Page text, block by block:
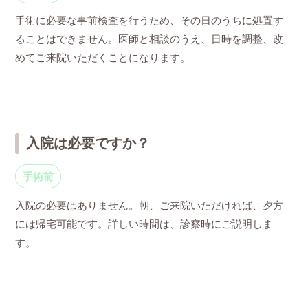
手術に必要な事前検査を行うため、その日のうちに処置す
ることはできません。医師と相談のうえ、日時を調整、改
めてご来院いただくことになります。
入院は必要ですか？
手術前
入院の必要はありません。朝、ご来院いただければ、夕方
には帰宅可能です。詳しい時間は、診察時にご説明しま
す。